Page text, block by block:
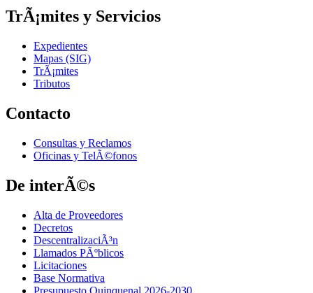
TrÃ¡mites y Servicios
Expedientes
Mapas (SIG)
TrÃ¡mites
Tributos
Contacto
Consultas y Reclamos
Oficinas y TelÃ©fonos
De interÃ©s
Alta de Proveedores
Decretos
DescentralizaciÃ³n
Llamados PÃºblicos
Licitaciones
Base Normativa
Presupuesto Quinquenal 2026-2030